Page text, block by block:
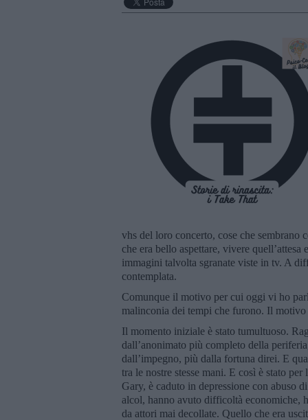
vhs del loro concerto, cose che sembrano
che era bello aspettare, vivere
immagini talvolta sgranate viste in tv. A
contemplata.
Comunque il motivo per cui oggi vi ho
malinconia dei tempi che furono. Il
Il momento iniziale è stato tumultuoso.
dall’anonimato più completo della
dall’impegno, più dalla fortuna direi. E
tra le nostre stesse mani. E così è stato
Gary, è caduto in depressione con abuso
alcol, hanno avuto difficoltà economiche,
da attori mai decollate. Quello che era